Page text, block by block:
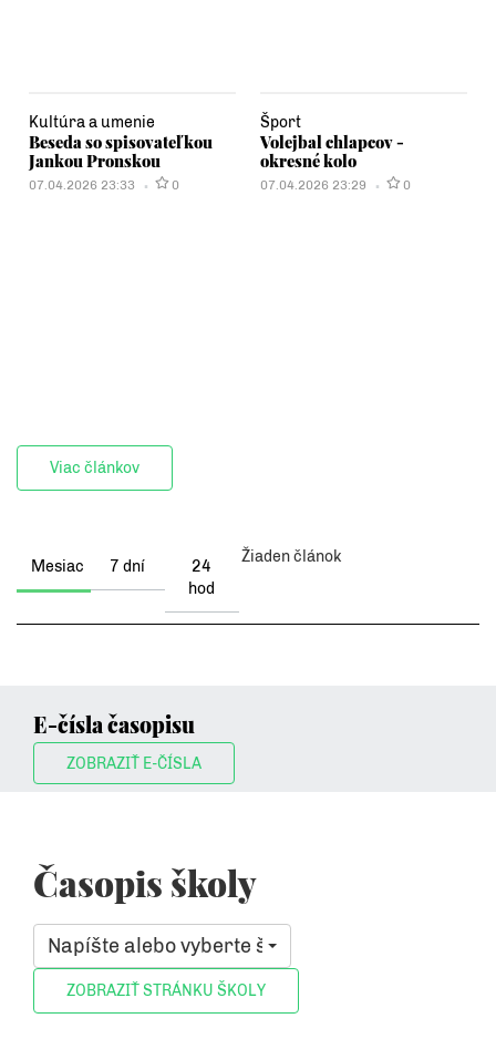
Kultúra a umenie
Beseda so spisovateľkou
Jankou Pronskou
07.04.2026 23:33 0
Šport
Volejbal chlapcov -
okresné kolo
07.04.2026 23:29 0
Viac článkov
Mesiac 7 dní
24
hod
Žiaden článok
E-čísla časopisu
ZOBRAZIŤ E-ČÍSLA
Časopis školy
Napíšte alebo vyberte školu, ktorá vás zaujíma